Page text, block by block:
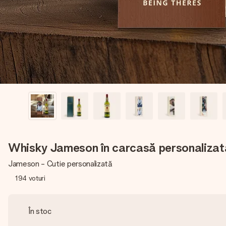
Whisky Jameson în carcasă
Jameson - Cutie personalizată
194 voturi
În stoc